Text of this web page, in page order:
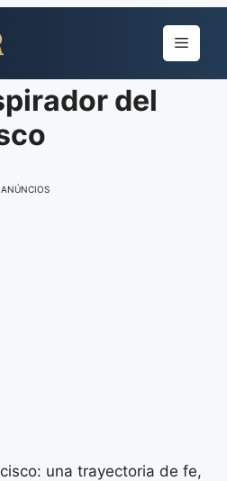
Menu
del
ANÚNCIOS
una trayectoria de fe,